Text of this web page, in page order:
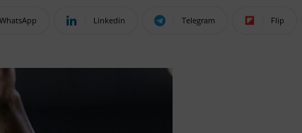
WhatsApp Linkedin Telegram Flip